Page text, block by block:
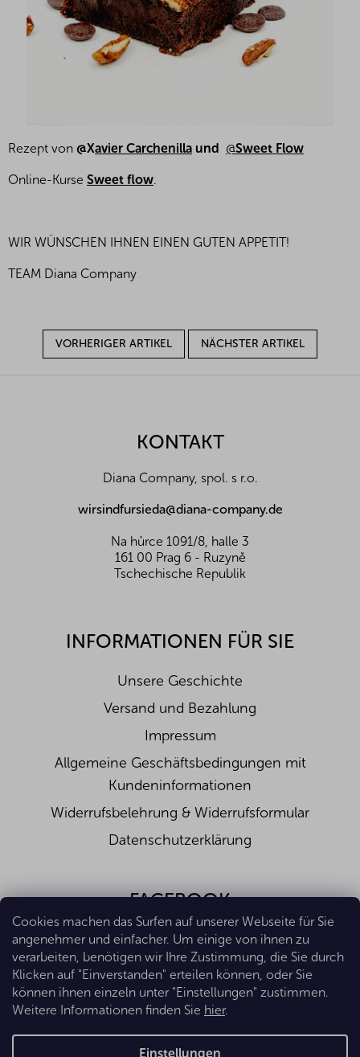
Cookies machen das Surfen auf unserer Webseite für Sie
angenehmer und einfacher. Um einige von ihnen zu
verarbeiten, benötigen wir Ihre Zustimmung, die Sie durch
Klicken auf "Einverstanden" erteilen können, oder Sie
können ihnen einzeln unter "Einstellungen" zustimmen.
Weitere Informationen finden Sie hier.
Einstellungen
Rezept von @Xavier Carchenilla und @Sweet Flow
Online-Kurse Sweet flow.
WIR WÜNSCHEN IHNEN EINEN GUTEN APPETIT!
TEAM Diana Company
VORHERIGER ARTIKEL NÄCHSTER ARTIKEL
KONTAKT
Diana Company, spol. s r.o.
wirsindfursieda@diana-company.de
Na hůrce 1091/8, halle 3
161 00 Prag 6 - Ruzyně
Tschechische Republik
INFORMATIONEN FÜR SIE
Unsere Geschichte
Versand und Bezahlung
Impressum
Allgemeine Geschäftsbedingungen mit
Kundeninformationen
Widerrufsbelehrung & Widerrufsformular
Datenschutzerklärung
FACEBOOK
Erstellt von Shoptet Premium